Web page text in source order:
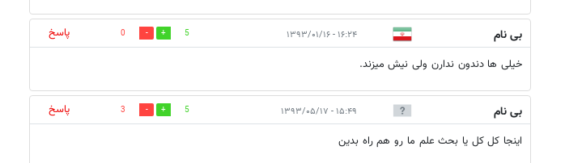
بی نام ۱۶:۲۴ - ۱۳۹۳/۰۱/۱۶ 5
0
پاسخ
خیلی ها دندون ندارن ولی نیش میزند.
بی نام ۱۵:۴۹ - ۱۳۹۳/۰۵/۱۷ 5
3
پاسخ
اینجا کل کل یا بحث علم ما رو هم راه بدین